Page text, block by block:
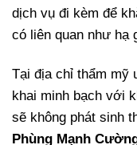
dịch vụ đi kèm để
có liên quan như
Tại địa chỉ thẩm mỹ
khai minh bạch với
sẽ không phát sinh
Phùng Mạnh